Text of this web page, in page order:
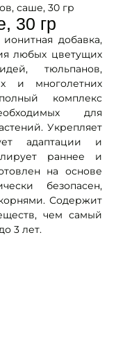
саше, 30 гр
30 гр
добавка,
любых цветущих
тюльпанов,
и многолетних
комплекс
для
Укрепляет
адаптации и
раннее и
на основе
безопасен,
Содержит
чем самый
3 лет.